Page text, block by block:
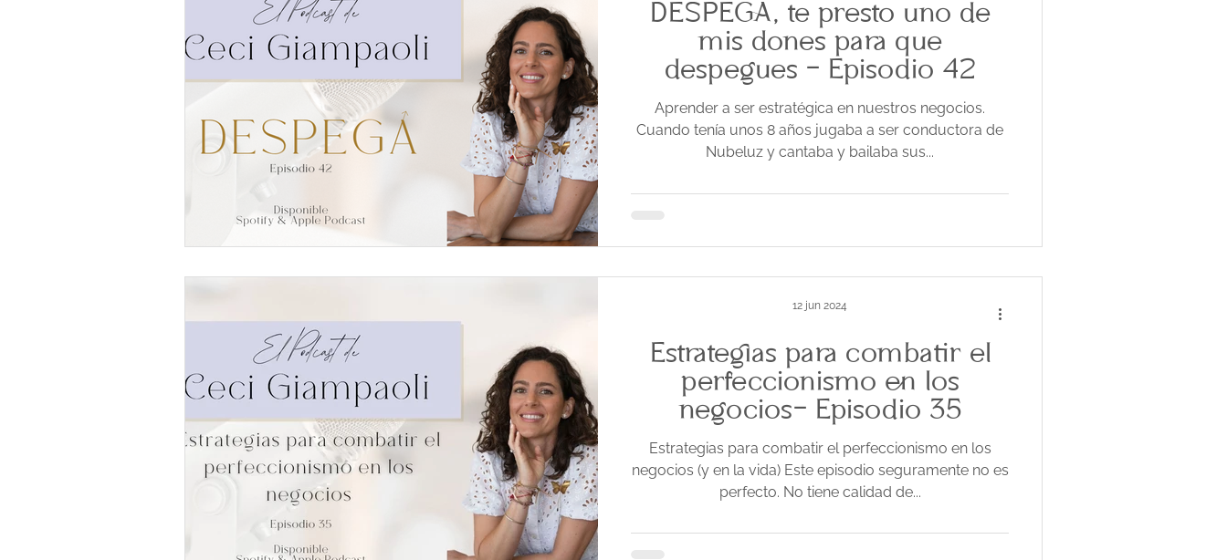
DESPEGA, te presto uno de
mis dones para que
despegues - Episodio 42
Aprender a ser estratégica en nuestros negocios.
Cuando tenía unos 8 años jugaba a ser conductora de
Nubeluz y cantaba y bailaba sus...
Estrategias para combatir el
perfeccionismo en los
negocios- Episodio 35
Estrategias para combatir el perfeccionismo en los
negocios (y en la vida) Este episodio seguramente no es
perfecto. No tiene calidad de...
12 jun 2024